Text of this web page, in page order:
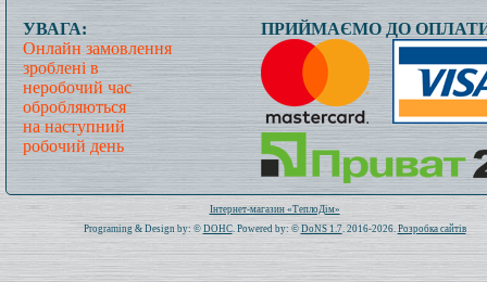
УВАГА:
Онлайн замовлення
зроблені в
неробочий час
обробляються
на наступний
робочий день
ПРИЙМАЄМО ДО
Інтернет-магазин «ТеплоДім»
Programing & Design by: © DOHC. Powered by: ©DoNS 1.7. 2016-2026. Розробка сайтів